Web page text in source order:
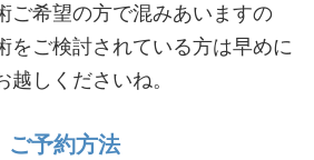
ご希望の方で混みあいますの
をご検討されている方は早めに
しくださいね。
ご予約方法